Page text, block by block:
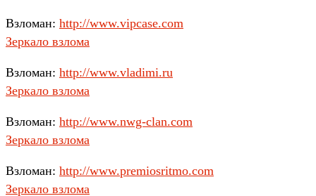
Взломан: http://www.vipcase.com
Зеркало взлома
Взломан: http://www.vladimi.ru
Зеркало взлома
Взломан: http://www.nwg-clan.com
Зеркало взлома
Взломан: http://www.premiosritmo.com
Зеркало взлома